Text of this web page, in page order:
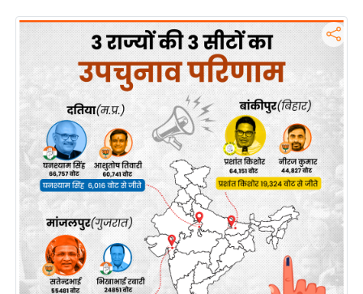
वि
शे
ष
ज्ञ
रा
य
ब
ज
ट
खे
ल